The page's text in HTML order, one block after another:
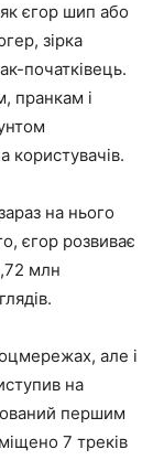
єгор шип або
зірка
початківець.
пранкам і
користувачів.
на нього
єгор розвиває
млн
але і
на
першим
7 треків